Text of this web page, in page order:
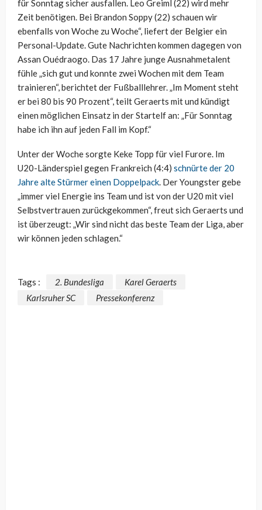
für Sonntag sicher ausfallen. Leo Greiml (22) wird mehr
Zeit benötigen. Bei Brandon Soppy (22) schauen wir
ebenfalls von Woche zu Woche“, liefert der Belgier ein
Personal-Update. Gute Nachrichten kommen dagegen von
Assan Ouédraogo. Das 17 Jahre junge Ausnahmetalent
fühle „sich gut und konnte zwei Wochen mit dem Team
trainieren“, berichtet der Fußballlehrer. „Im Moment steht
er bei 80 bis 90 Prozent“, teilt Geraerts mit und kündigt
einen möglichen Einsatz in der Startelf an: „Für Sonntag
habe ich ihn auf jeden Fall im Kopf.“
Unter der Woche sorgte Keke Topp für viel Furore. Im
U20-Länderspiel gegen Frankreich (4:4) schnürte der 20
Jahre alte Stürmer einen Doppelpack. Der Youngster gebe
„immer viel Energie ins Team und ist von der U20 mit viel
Selbstvertrauen zurückgekommen“, freut sich Geraerts und
ist überzeugt: „Wir sind nicht das beste Team der Liga, aber
wir können jeden schlagen.“
Tags : 2. Bundesliga
Karel Geraerts
Karlsruher SC
Pressekonferenz